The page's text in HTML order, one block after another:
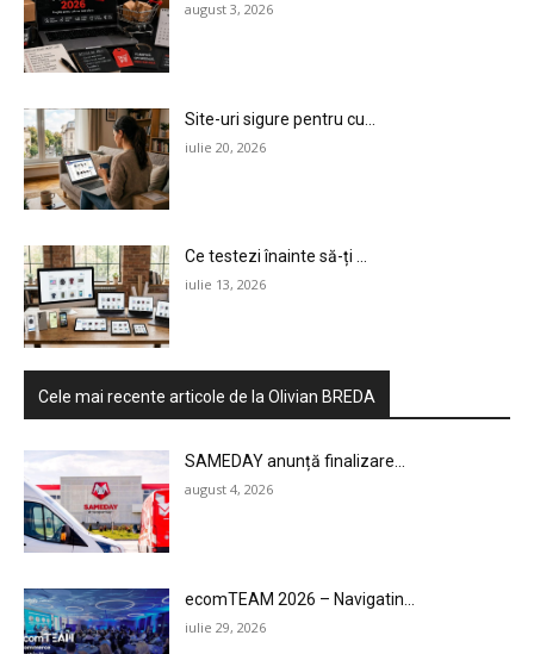
NEWS
E-COMMERCE
EVENIMENTE
MARKETING
AI
LEGAL & DP
STUDIES
august 3, 2026
Site-uri sigure pentru cu...
iulie 20, 2026
Ce testezi înainte să-ți ...
iulie 13, 2026
Cele mai recente articole de la Olivian BREDA
SAMEDAY anunță finalizare...
august 4, 2026
ecomTEAM 2026 – Navigatin...
iulie 29, 2026